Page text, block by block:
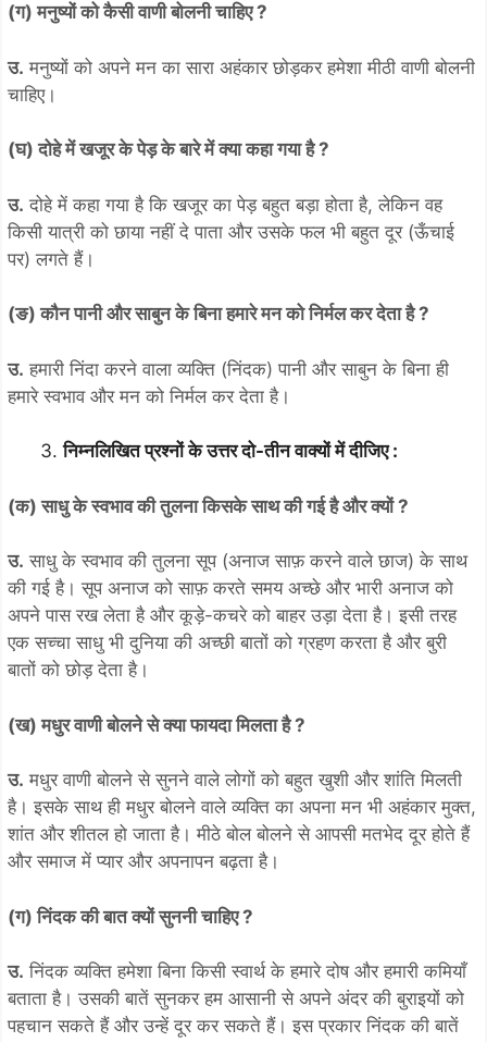
(ग) मनुष्यों को कैसी वाणी बोलनी चाहिए ?
उ. मनुष्यों को अपने मन का सारा अहंकार छोड़कर हमेशा मीठी वाणी बोलनी
चाहिए।
(घ) दोहे में खजूर के पेड़ के बारे में क्या कहा गया है ?
उ. दोहे में कहा गया है कि खजूर का पेड़ बहुत बड़ा होता है, लेकिन वह
किसी यात्री को छाया नहीं दे पाता और उसके फल भी बहुत दूर (ऊँचाई
पर) लगते हैं।
(ङ) कौन पानी और साबुन के बिना हमारे मन को निर्मल कर देता है ?
उ. हमारी निंदा करने वाला व्यक्ति (निंदक) पानी और साबुन के बिना ही
हमारे स्वभाव और मन को निर्मल कर देता है।
निम्नलिखित प्रश्नों के उत्तर दो-तीन वाक्यों में दीजिए :
(क) साधु के स्वभाव की तुलना किसके साथ की गई है और क्यों ?
उ. साधु के स्वभाव की तुलना सूप (अनाज साफ़ करने वाले छाज) के साथ
की गई है। सूप अनाज को साफ़ करते समय अच्छे और भारी अनाज को
अपने पास रख लेता है और कूड़े-कचरे को बाहर उड़ा देता है। इसी तरह
एक सच्चा साधु भी दुनिया की अच्छी बातों को ग्रहण करता है और बुरी
बातों को छोड़ देता है।
(ख) मधुर वाणी बोलने से क्या फायदा मिलता है ?
उ. मधुर वाणी बोलने से सुनने वाले लोगों को बहुत खुशी और शांति मिलती
है। इसके साथ ही मधुर बोलने वाले व्यक्ति का अपना मन भी अहंकार मुक्त,
शांत और शीतल हो जाता है। मीठे बोल बोलने से आपसी मतभेद दूर होते हैं
और समाज में प्यार और अपनापन बढ़ता है।
(ग) निंदक की बात क्यों सुननी चाहिए ?
उ. निंदक व्यक्ति हमेशा बिना किसी स्वार्थ के हमारे दोष और हमारी कमियाँ
बताता है। उसकी बातें सुनकर हम आसानी से अपने अंदर की बुराइयों को
पहचान सकते हैं और उन्हें दूर कर सकते हैं। इस प्रकार निंदक की बातें